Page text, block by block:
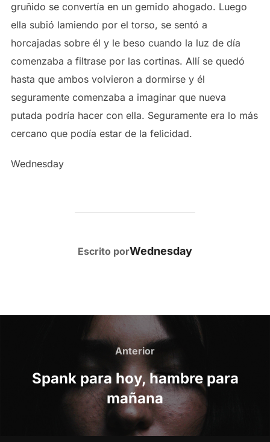
gruñido se convertía en un gemido ahogado. Luego
ella subió lamiendo por el torso, se sentó a
horcajadas sobre él y le beso cuando la luz de día
comenzaba a filtrase por las cortinas. Allí se quedó
hasta que ambos volvieron a dormirse y él
seguramente comenzaba a imaginar que nueva
putada podría hacer con ella. Seguramente era lo más
cercano que podía estar de la felicidad.
Wednesday
AUTOR DE LA PUBLICACIÓN
Escrito porWednesday
Navegación
entradas
Anterior
Anterior
Spank para hoy, hambre para
mañana